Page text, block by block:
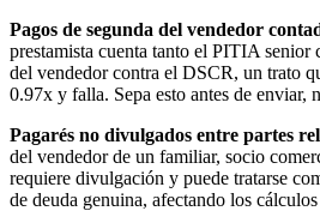
Pagos de segunda del vendedor
prestamista cuenta tanto el PITIA senior
del vendedor contra el DSCR, un trato
0.97x y falla. Sepa esto antes de enviar,
Pagarés no divulgados entre partes
del vendedor de un familiar, socio
requiere divulgación y puede tratarse
de deuda genuina, afectando los